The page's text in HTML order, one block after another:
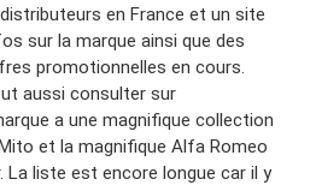
en France et un site
sur la marque ainsi que des
promotionnelles en cours.
aussi consulter sur
a une magnifique collection
et la magnifique Alfa Romeo
La liste est encore longue car il y